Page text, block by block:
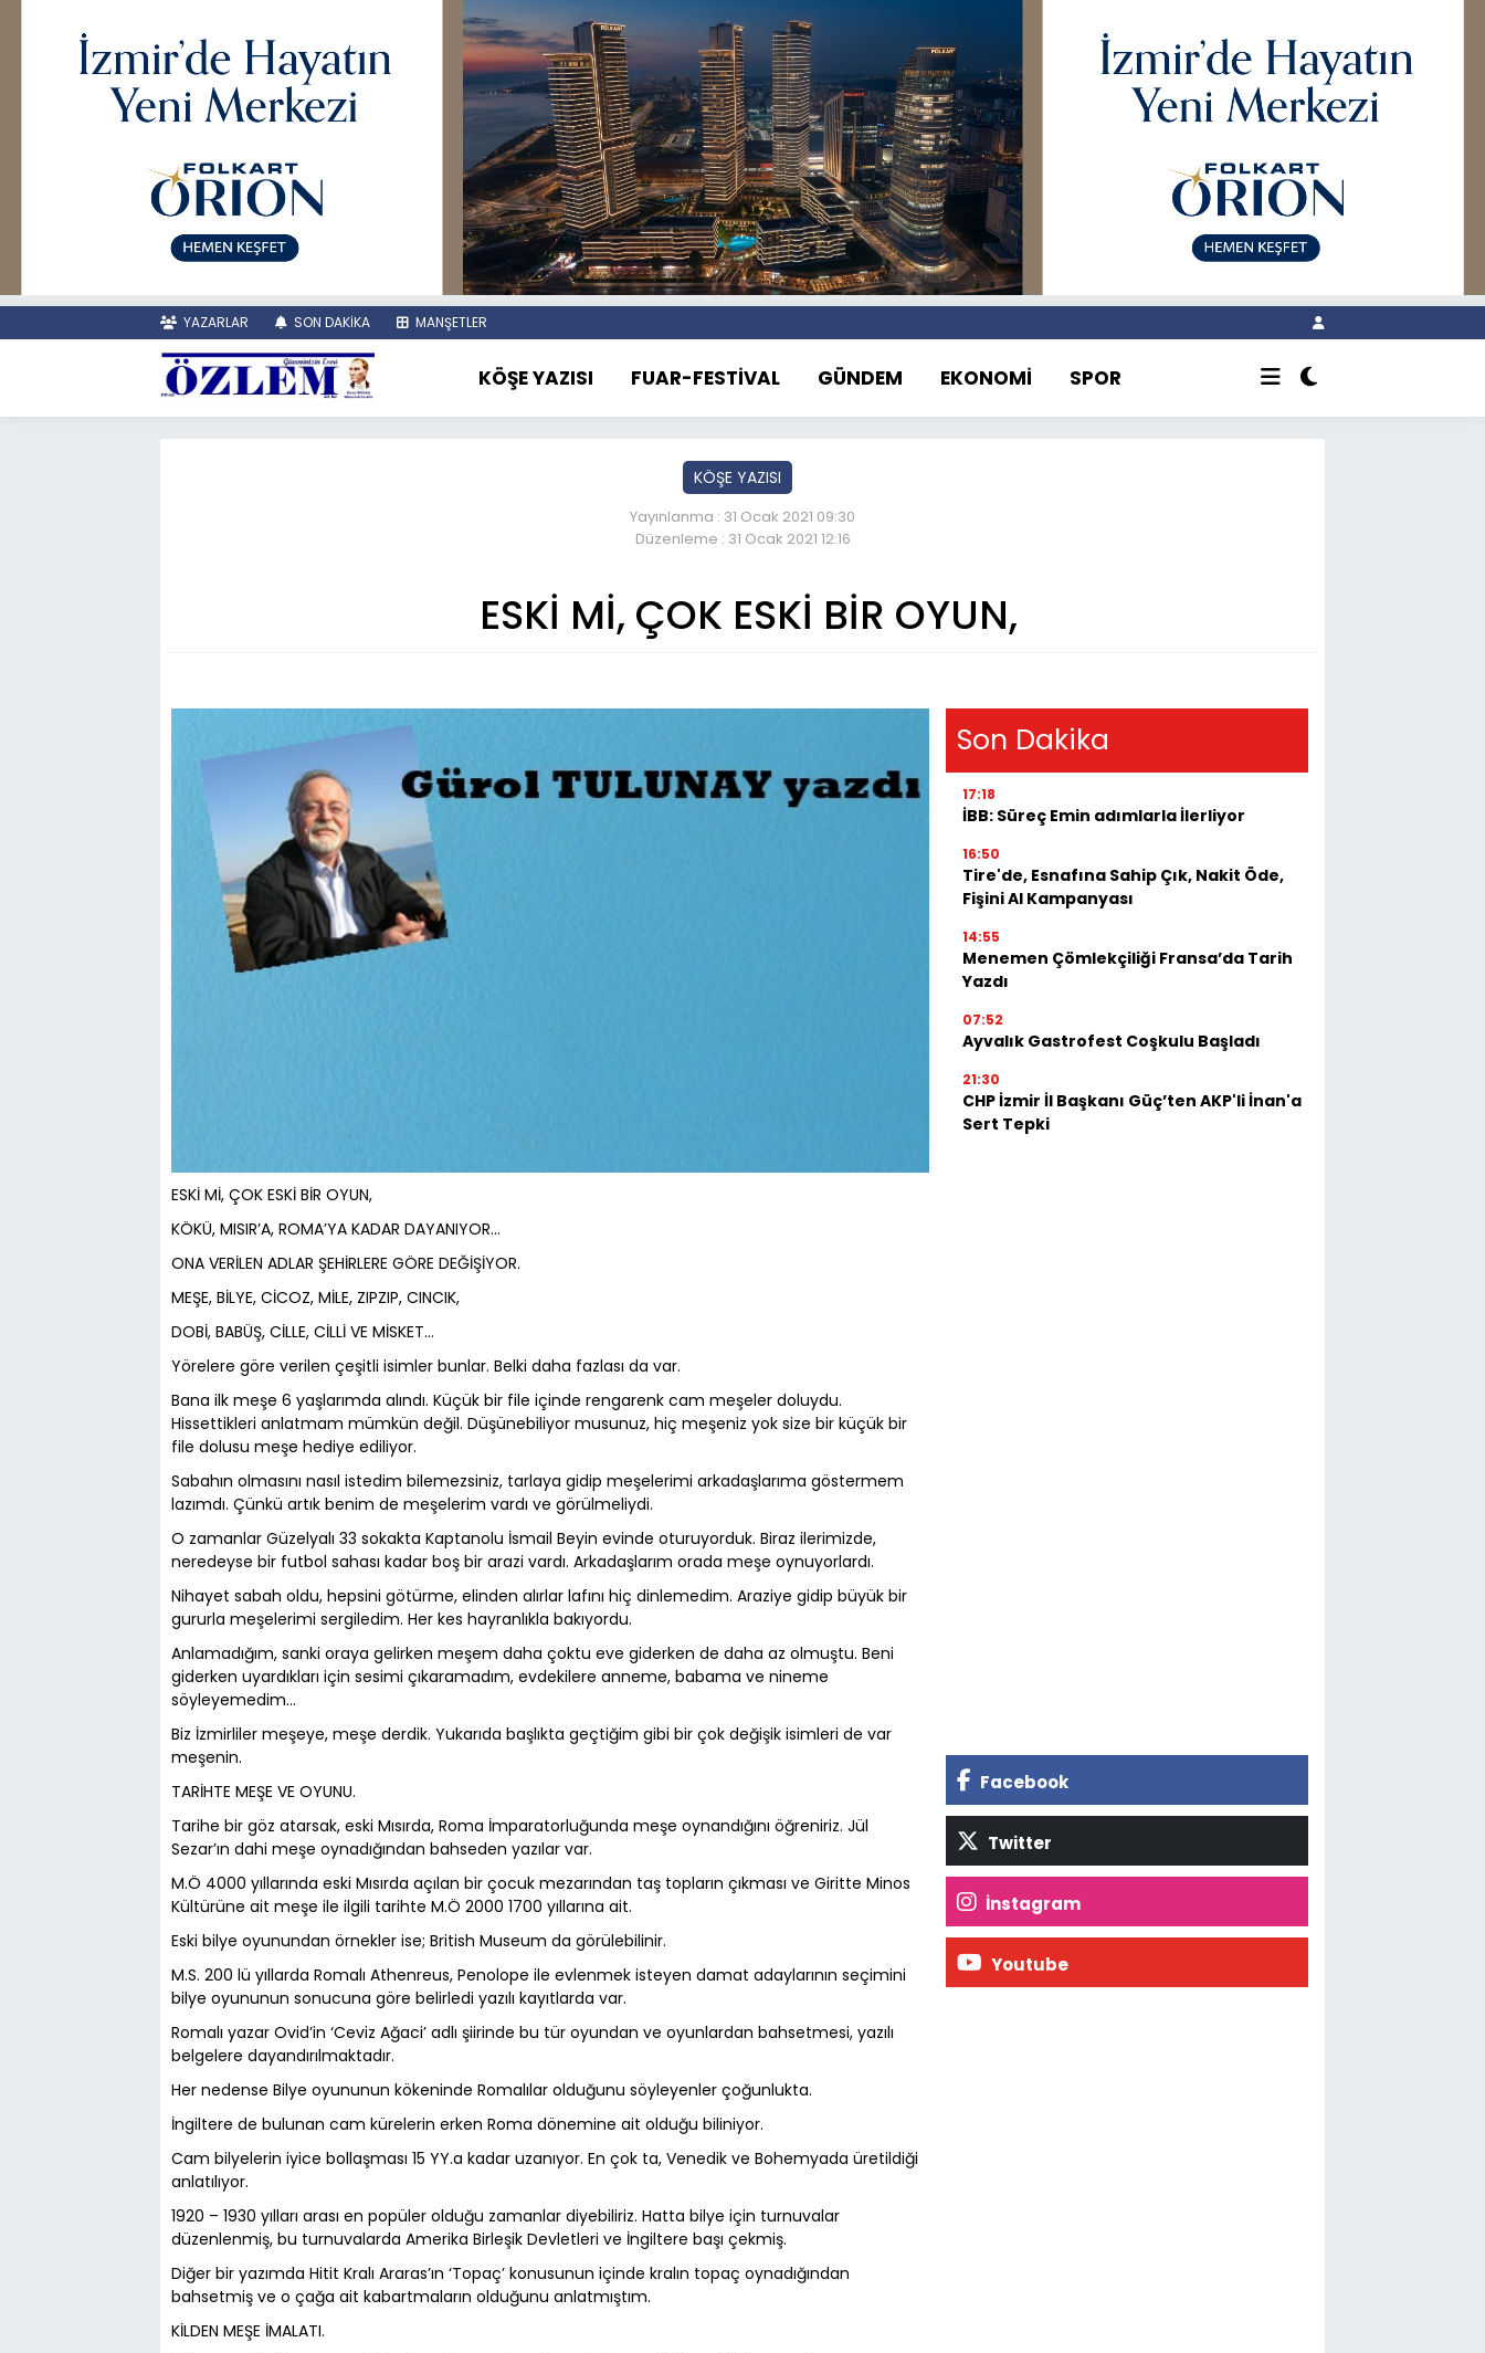
YAZARLAR SON DAKİKA MANŞETLER
KÖŞE YAZISI FUAR-FESTİVAL GÜNDEM EKONOMİ SPOR
KÖŞE YAZISI
Yayınlanma : 31 Ocak 2021 09:30
Düzenleme : 31 Ocak 2021 12:16
ESKİ Mİ, ÇOK ESKİ BİR OYUN,
ESKİ Mİ, ÇOK ESKİ BİR OYUN,
KÖKÜ, MISIR’A, ROMA’YA KADAR DAYANIYOR…
ONA VERİLEN ADLAR ŞEHİRLERE GÖRE DEĞİŞİYOR.
MEŞE, BİLYE, CİCOZ, MİLE, ZIPZIP, CINCIK,
DOBİ, BABÜŞ, CİLLE, CİLLİ VE MİSKET…
Yörelere göre verilen çeşitli isimler bunlar. Belki daha fazlası da var.
Bana ilk meşe 6 yaşlarımda alındı. Küçük bir file içinde rengarenk cam meşeler doluydu.
Hissettikleri anlatmam mümkün değil. Düşünebiliyor musunuz, hiç meşeniz yok size bir küçük bir
file dolusu meşe hediye ediliyor.
Sabahın olmasını nasıl istedim bilemezsiniz, tarlaya gidip meşelerimi arkadaşlarıma göstermem
lazımdı. Çünkü artık benim de meşelerim vardı ve görülmeliydi.
O zamanlar Güzelyalı 33 sokakta Kaptanolu İsmail Beyin evinde oturuyorduk. Biraz ilerimizde,
neredeyse bir futbol sahası kadar boş bir arazi vardı. Arkadaşlarım orada meşe oynuyorlardı.
Nihayet sabah oldu, hepsini götürme, elinden alırlar lafını hiç dinlemedim. Araziye gidip büyük bir
gururla meşelerimi sergiledim. Her kes hayranlıkla bakıyordu.
Anlamadığım, sanki oraya gelirken meşem daha çoktu eve giderken de daha az olmuştu. Beni
giderken uyardıkları için sesimi çıkaramadım, evdekilere anneme, babama ve nineme
söyleyemedim…
Biz İzmirliler meşeye, meşe derdik. Yukarıda başlıkta geçtiğim gibi bir çok değişik isimleri de var
meşenin.
TARİHTE MEŞE VE OYUNU.
Tarihe bir göz atarsak, eski Mısırda, Roma İmparatorluğunda meşe oynandığını öğreniriz. Jül
Sezar’ın dahi meşe oynadığından bahseden yazılar var.
M.Ö 4000 yıllarında eski Mısırda açılan bir çocuk mezarından taş topların çıkması ve Giritte Minos
Kültürüne ait meşe ile ilgili tarihte M.Ö 2000 1700 yıllarına ait.
Eski bilye oyunundan örnekler ise; British Museum da görülebilinir.
M.S. 200 lü yıllarda Romalı Athenreus, Penolope ile evlenmek isteyen damat adaylarının seçimini
bilye oyununun sonucuna göre belirledi yazılı kayıtlarda var.
Romalı yazar Ovid’in ‘Ceviz Ağaci’ adlı şiirinde bu tür oyundan ve oyunlardan bahsetmesi, yazılı
belgelere dayandırılmaktadır.
Her nedense Bilye oyununun kökeninde Romalılar olduğunu söyleyenler çoğunlukta.
İngiltere de bulunan cam kürelerin erken Roma dönemine ait olduğu biliniyor.
Cam bilyelerin iyice bollaşması 15 YY.a kadar uzanıyor. En çok ta, Venedik ve Bohemyada üretildiği
anlatılıyor.
1920 – 1930 yılları arası en popüler olduğu zamanlar diyebiliriz. Hatta bilye için turnuvalar
düzenlenmiş, bu turnuvalarda Amerika Birleşik Devletleri ve İngiltere başı çekmiş.
Diğer bir yazımda Hitit Kralı Araras’ın ‘Topaç’ konusunun içinde kralın topaç oynadığından
bahsetmiş ve o çağa ait kabartmaların olduğunu anlatmıştım.
KİLDEN MEŞE İMALATI.
Son Dakika
17:18
İBB: Süreç Emin adımlarla İlerliyor
16:50
Tire'de, Esnafına Sahip Çık, Nakit Öde,
Fişini Al Kampanyası
14:55
Menemen Çömlekçiliği Fransa’da Tarih
Yazdı
07:52
Ayvalık Gastrofest Coşkulu Başladı
21:30
CHP İzmir İl Başkanı Güç’ten AKP'li İnan'a
Sert Tepki
Facebook
Twitter
İnstagram
Youtube